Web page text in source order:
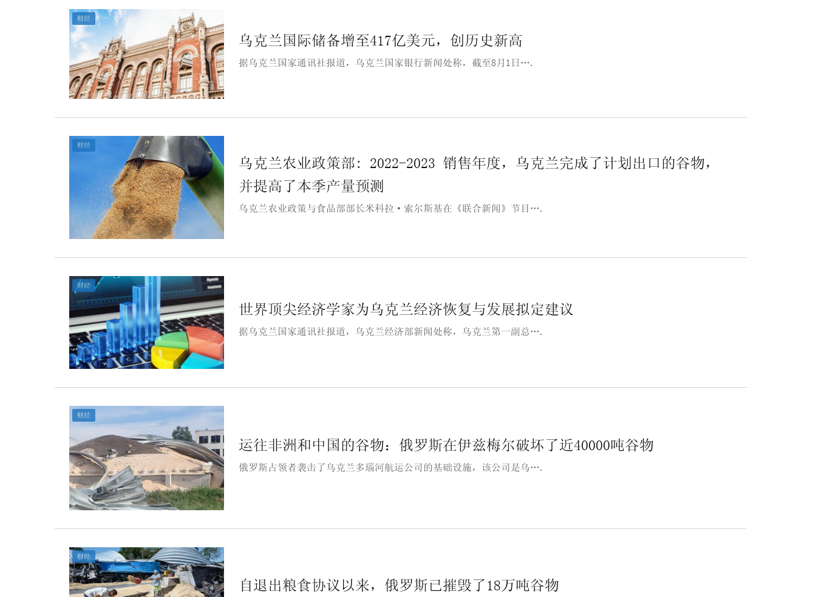
财经
乌克兰国际储备增至417亿美元，创历史新高
据乌克兰国家通讯社报道，乌克兰国家银行新闻处称，截至8月1日….
财经
乌克兰农业政策部: 2022-2023 销售年度，乌克兰完成了计划出口的谷物，
并提高了本季产量预测
乌克兰农业政策与食品部部长米科拉·索尔斯基在《联合新闻》节目….
财经
世界顶尖经济学家为乌克兰经济恢复与发展拟定建议
据乌克兰国家通讯社报道，乌克兰经济部新闻处称，乌克兰第一副总….
财经
运往非洲和中国的谷物：俄罗斯在伊兹梅尔破坏了近40000吨谷物
俄罗斯占领者袭击了乌克兰多瑙河航运公司的基础设施，该公司是乌….
财经
自退出粮食协议以来，俄罗斯已摧毁了18万吨谷物